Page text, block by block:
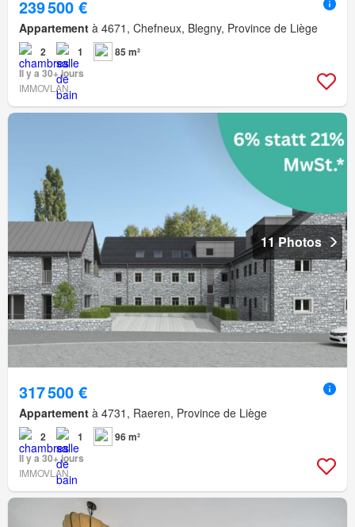
239 500 €
Appartement à 4671, Chefneux, Blegny, Province de Liège
2 1
85 m²
Il y a 30+ jours
IMMOVLAN
11 Photos
317 500 €
Appartement à 4731, Raeren, Province de Liège
2 1
96 m²
Il y a 30+ jours
IMMOVLAN